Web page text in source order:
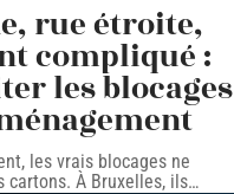
rue étroite,
compliqué :
les blocages
les vrais blocages ne
cartons. À Bruxelles, ils…